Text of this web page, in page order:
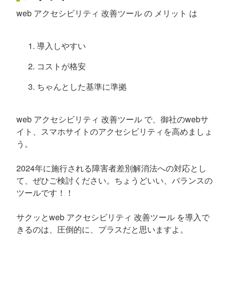
web アクセシビリティ 改善ツール の メリット は
導入しやすい
コストが格安
ちゃんとした基準に準拠
web アクセシビリティ 改善ツール で、御社のwebサ
イト、スマホサイトのアクセシビリティを高めましょ
う。
2024年に施行される障害者差別解消法への対応とし
て、ぜひご検討ください。ちょうどいい、バランスの
ツールです！！
サクッとweb アクセシビリティ 改善ツール を導入で
きるのは、圧倒的に、プラスだと思いますよ。